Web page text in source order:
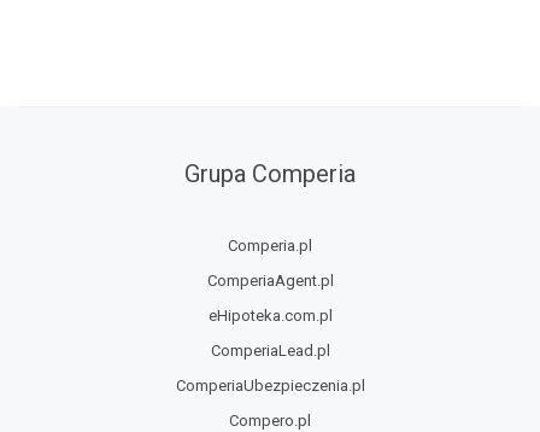
Grupa Comperia
Comperia.pl
ComperiaAgent.pl
eHipoteka.com.pl
ComperiaLead.pl
ComperiaUbezpieczenia.pl
Compero.pl